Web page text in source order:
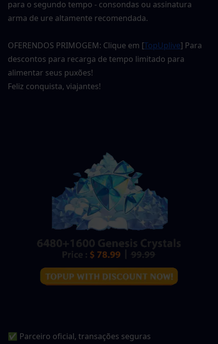
para o segundo tempo - consondas ou assinatura
arma de ure altamente recomendada.
OFERENDOS PRIMOGEM: Clique em [TopUplive] Para
descontos para recarga de tempo limitado para
alimentar seus puxões!
Feliz conquista, viajantes!
✅ Parceiro oficial, transações seguras